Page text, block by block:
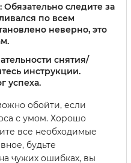
Обязательно следите за
по всем
неверно, это
снятия/
инструкции.
успеха.
обойти, если
с умом. Хорошо
все необходимые
будьте
чужих ошибках, вы